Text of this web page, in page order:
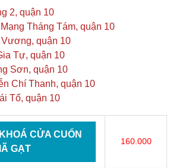
2, quận 10
Tháng Tám, quận 10
quận 10
Tự, quận 10
Sơn, quận 10
Chí Thanh, quận 10
Tổ, quận 10
CỬA CUỐN
GẠT
160.000